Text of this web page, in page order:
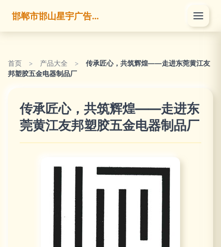
邯郸市邯山星宇广告有限公司
首页 > 产品大全 >
传承匠心，共筑辉煌——走进东莞黄江友
邦塑胶五金电器制品厂
传承匠心，共筑辉煌——走进东
莞黄江友邦塑胶五金电器制品厂